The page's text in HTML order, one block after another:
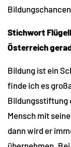
Stichwort
Österreich
Bildung ist ein
finde ich es
Bildungsstiftung
Mensch mit
dann wird er